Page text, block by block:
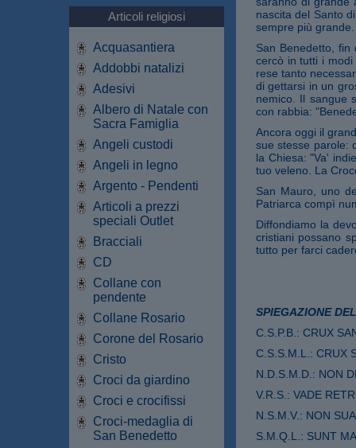
Articoli religiosi
Acquasantiera
Addobbi natalizi
Adesivi
Albero di Natale con
Sacra Famiglia
Angeli custodi
Angeli in legno
Argento - Pendenti
Articoli a prezzi
speciali Outlet
Bracciali
CD
Collane con
pendente
Collane Rosario
Corone del Rosario
Cristo
Croci da giardino
Croci e crocifissi
Croci-medaglia di
San Benedetto
nascita del Santo
sempre più grande.
San Benedetto, fin
cercò in tutti i
rese tanto
di gettarsi in un
nemico. Il sangue
con rabbia:
Ancora oggi il
sue stesse parole:
la Chiesa: "Va'
tuo veleno. La
San Mauro, uno
Patriarca compì
Diffondiamo la
cristiani possano
tutto per farci
SPIEGAZIONE
C.S.P.B.: CRUX
C.S.S.M.L.: CRUX
N.D.S.M.D.: NON
V.R.S.: VADE
N.S.M.V.: NON
S.M.Q.L.: SUNT